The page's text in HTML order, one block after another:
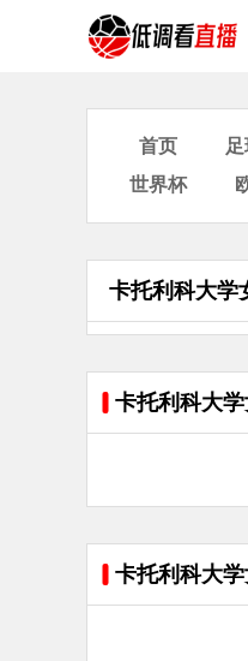
首页
世界杯
卡托利科大学
卡托利科大
卡托利科大学